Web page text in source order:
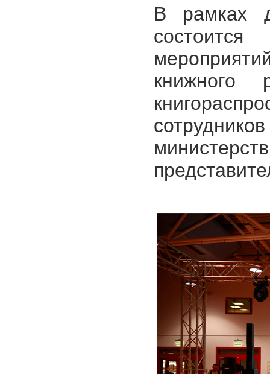
В рамках
книжного